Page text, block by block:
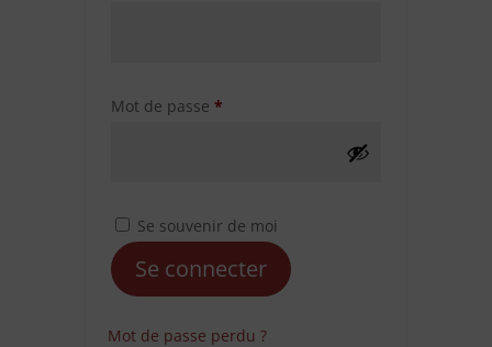
Mot de passe *Obligatoire
Se souvenir de moi
Se connecter
Mot de passe perdu ?